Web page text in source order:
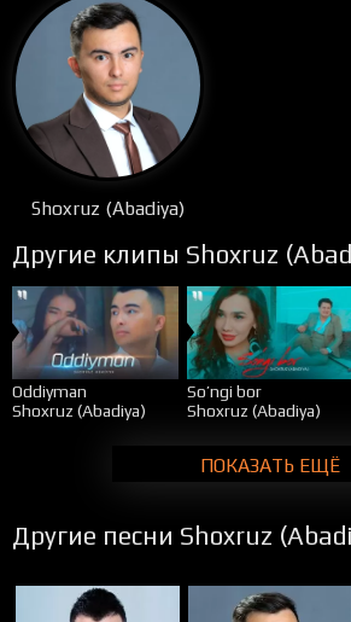
Shoxruz (Abadiya)
Другие клипы Shoxruz
Oddiyman
Shoxruz (Abadiya)
So’ngi bor
Shoxruz (Abadiya)
ПОКАЗАТЬ ЕЩЁ
Другие песни Shoxruz